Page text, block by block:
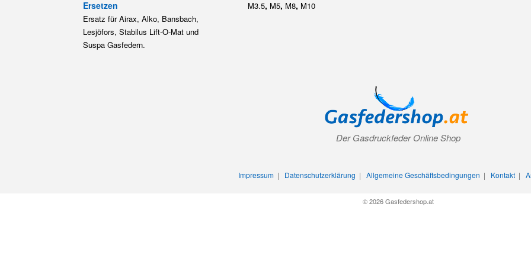
Ersetzen
Ersatz für Airax, Alko, Bansbach,
Lesjöfors, Stabilus Lift-O-Mat und
Suspa Gasfedern.
M3.5, M5, M8, M10
Der Gasdruckfeder Online Shop
Impressum| Datenschutzerklärung | Allgemeine Geschäftsbedingungen | Kontakt|
© 2026 Gasfedershop.at